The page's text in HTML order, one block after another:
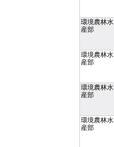
環境農林水
産部
環境農林水
産部
環境農林水
産部
環境農林水
産部